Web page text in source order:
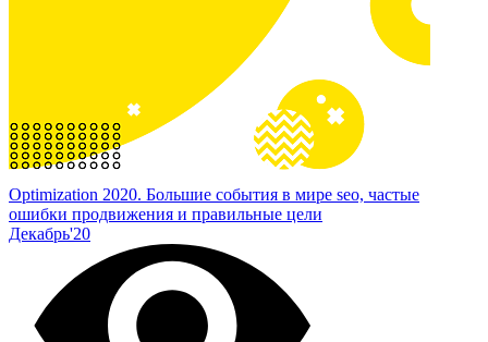
Optimization 2020. Большие события в мире seo, частые
ошибки продвижения и правильные цели
Декабрь'20